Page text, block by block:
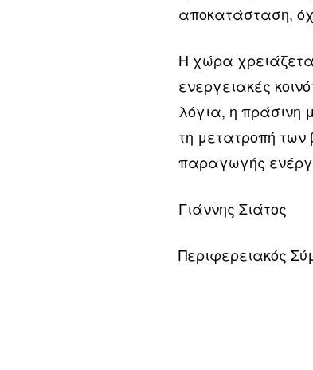
αποκατάσταση,
Η χώρα
ενεργειακές
λόγια, η πράσινη
τη μετατροπή των
παραγωγής
Γιάννης Σιάτος
Περιφερειακός